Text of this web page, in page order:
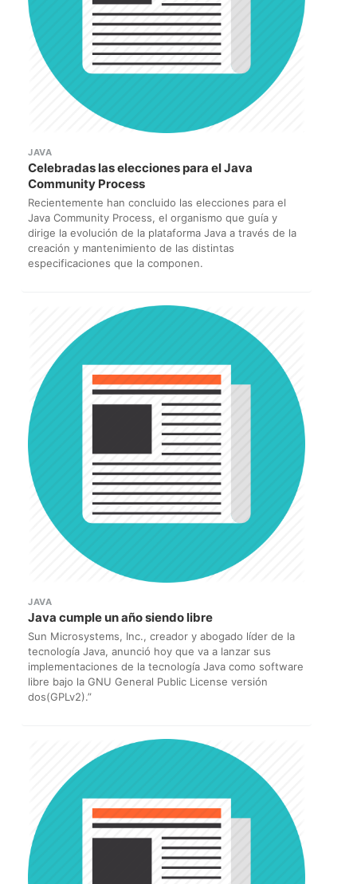
JAVA
Celebradas las elecciones para el Java
Community Process
Recientemente han concluido las elecciones para el
Java Community Process, el organismo que guía y
dirige la evolución de la plataforma Java a través de la
creación y mantenimiento de las distintas
especificaciones que la componen.
JAVA
Java cumple un año siendo libre
Sun Microsystems, Inc., creador y abogado líder de la
tecnología Java, anunció hoy que va a lanzar sus
implementaciones de la tecnología Java como software
libre bajo la GNU General Public License versión
dos(GPLv2).”